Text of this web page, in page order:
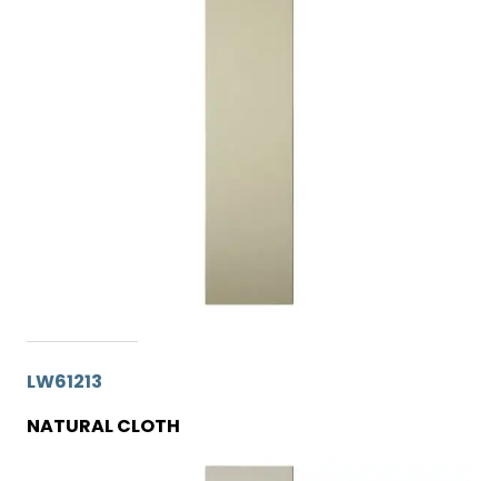
LW61213
NATURAL CLOTH